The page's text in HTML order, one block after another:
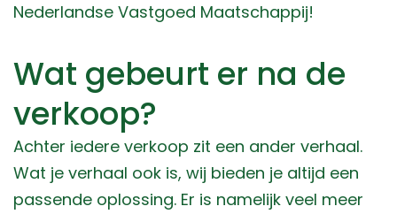
Nederlandse Vastgoed Maatschappij!
Wat gebeurt er na de
verkoop?
Achter iedere verkoop zit een ander verhaal.
Wat je verhaal ook is, wij bieden je altijd een
passende oplossing. Er is namelijk veel meer